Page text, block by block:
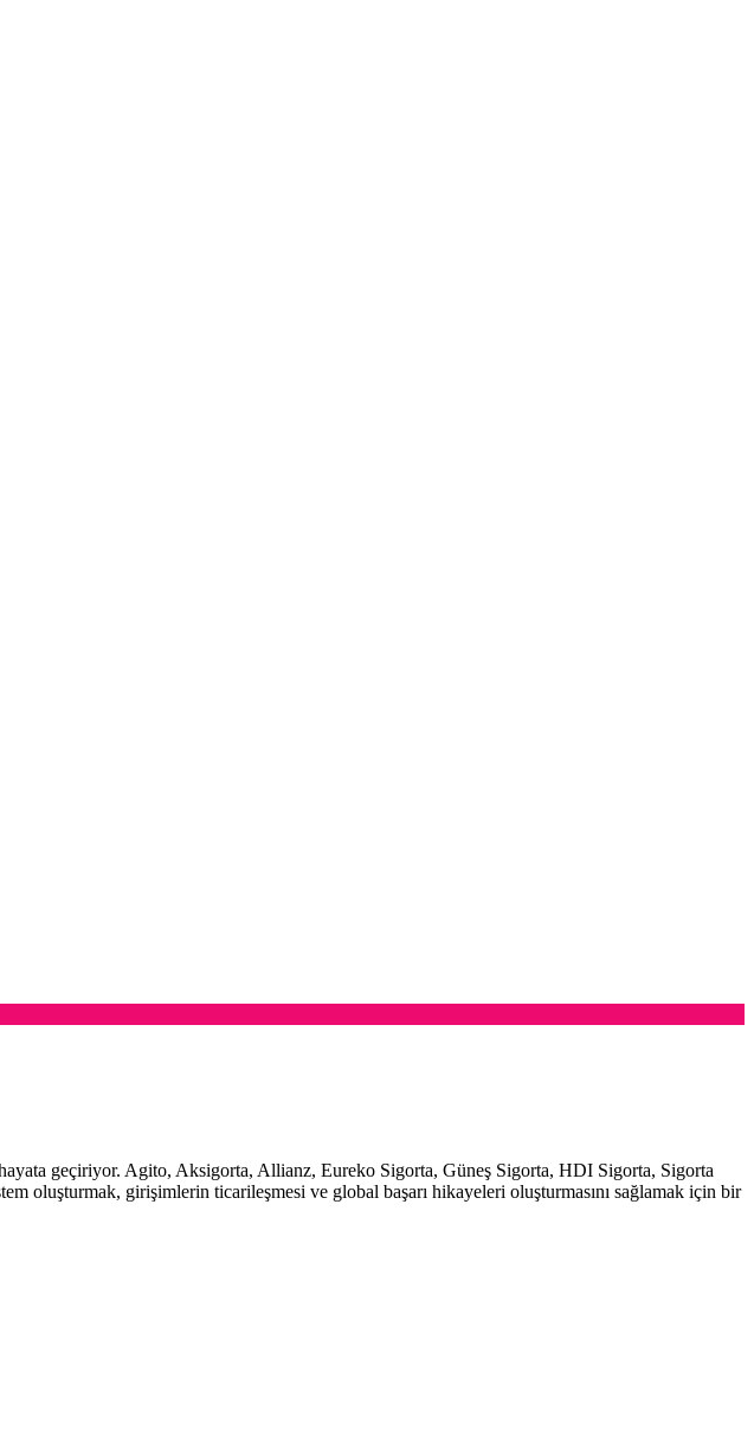
geçiriyor. Agito, Aksigorta, Allianz, Eureko Sigorta, Güneş Sigorta, HDI Sigorta, Sigorta
oluşturmak, girişimlerin ticarileşmesi ve global başarı hikayeleri oluşturmasını sağlamak için bir